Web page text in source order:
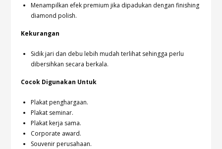
Menampilkan efek premium jika dipadukan dengan finishing
diamond polish.
Kekurangan
Sidik jari dan debu lebih mudah terlihat sehingga perlu
dibersihkan secara berkala.
Cocok Digunakan Untuk
Plakat penghargaan.
Plakat seminar.
Plakat kerja sama.
Corporate award.
Souvenir perusahaan.